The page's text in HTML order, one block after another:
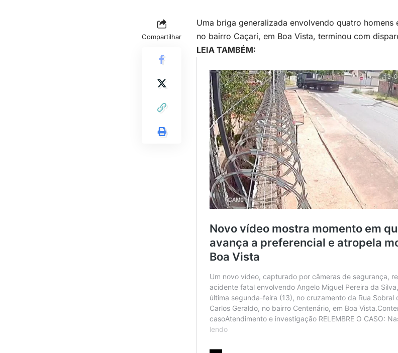
Compartilhar
Uma briga generalizada envolvendo quatro homens
no bairro Caçari, em Boa Vista, terminou com
LEIA TAMBÉM: